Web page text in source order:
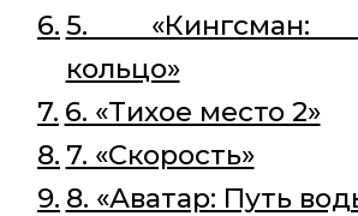
5. «Кингсман:
кольцо»
6. «Тихое место 2»
7. «Скорость»
8. «Аватар: Путь